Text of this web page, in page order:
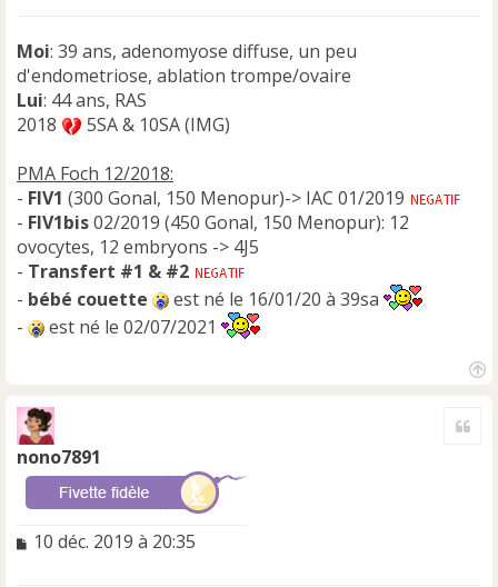
Moi: 39 ans, adenomyose diffuse, un peu
d'endometriose, ablation trompe/ovaire
Lui: 44 ans, RAS
2018
5SA & 10SA (IMG)
PMA Foch 12/2018:
- FIV1 (300 Gonal, 150 Menopur)-> IAC 01/2019
- FIV1bis02/2019 (450 Gonal, 150 Menopur): 12
ovocytes, 12 embryons -> 4J5
- Transfert #1 & #2
- bébé couette
est né le 16/01/20 à 39sa
-
est né le 02/07/2021
nono7891
M
10 déc. 2019 à 20:35